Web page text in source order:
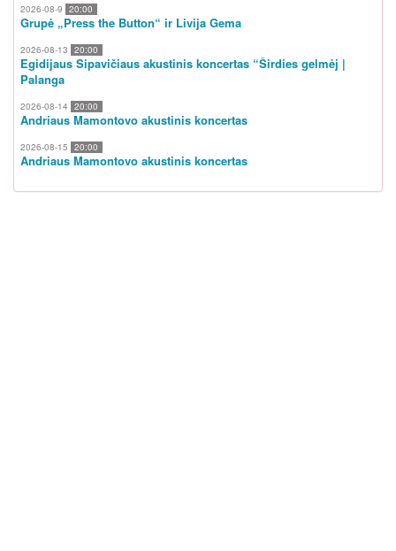
2026-08-9 20:00
Grupė „Press the Button“ ir Livija Gema
2026-08-13 20:00
Egidijaus Sipavičiaus akustinis koncertas “Širdies gelmėj |
Palanga
2026-08-14 20:00
Andriaus Mamontovo akustinis koncertas
2026-08-15 20:00
Andriaus Mamontovo akustinis koncertas